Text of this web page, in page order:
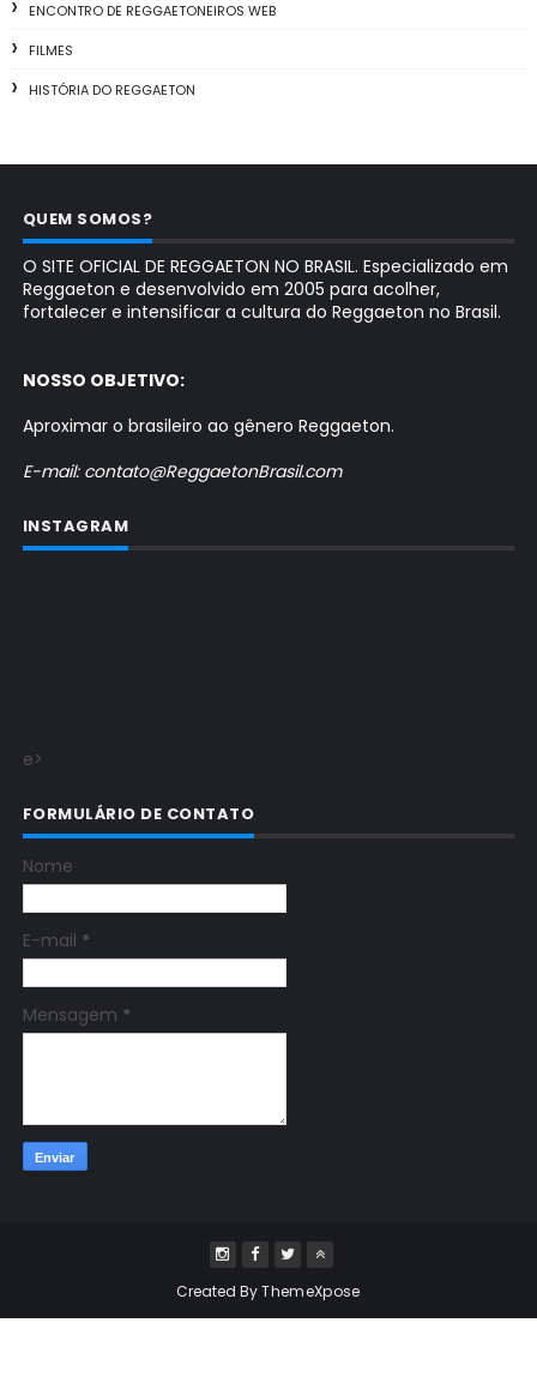
ENCONTRO DE REGGAETONEIROS WEB
FILMES
HISTÓRIA DO REGGAETON
QUEM SOMOS?
O SITE OFICIAL DE REGGAETON NO BRASIL. Especializado em
Reggaeton e desenvolvido em 2005 para acolher,
fortalecer e intensificar a cultura do Reggaeton no Brasil.
NOSSO OBJETIVO:
Aproximar o brasileiro ao gênero Reggaeton.
E-mail: contato@ReggaetonBrasil.com
INSTAGRAM
e>
FORMULÁRIO DE CONTATO
Nome
E-mail *
Mensagem *
Created ByThemeXpose